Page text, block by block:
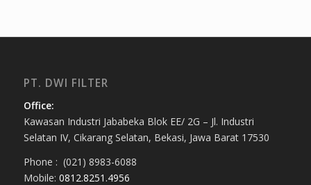
PT. DWI FILTER
Office:
Kawasan Industri Jababeka Blok EE/ 2G – Jl. Industri
Selatan IV, Cikarang Selatan, Bekasi, Jawa Barat 17530
Phone : (021) 8983-6088
Mobile: 0812.8251.4956